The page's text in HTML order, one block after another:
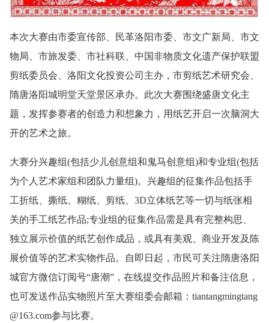
本次大赛由市委宣传部、民革洛阳市委、市文广新局、市文
物局、市旅发委、市社科联、中国非物质文化遗产保护联盟
剪纸委员会、洛阳文化投资公司主办，市剪纸艺术研究会、
隋唐洛阳城明堂天堂景区承办。此次大赛围绕盛唐文化主
题，发挥参赛者的创造力和想象力，用纸艺开启一次脑洞大
开的艺术之旅。
大赛分兴趣组(包括少儿创意组和鬼马创意组)和专业组(包括
为个人艺术家组和团队力量组)。兴趣组的征集作品包括手
工折纸、撕纸、糊纸、剪纸、3D立体纸艺等一切与纸张相
关的手工纸艺作品;专业组的征集作品需是具有完整构思、
独立展示价值的纸艺创作成品，或具有美观、商业开发及陈
展价值等的艺术实物作品。自即日起，市民可关注隋唐洛阳
城官方微信订阅号“唐潮”，在线提交作品照片和备注信息，
也可发送作品实物照片至大赛组委会邮箱：tiantangmingtang
@163.com参与比赛。